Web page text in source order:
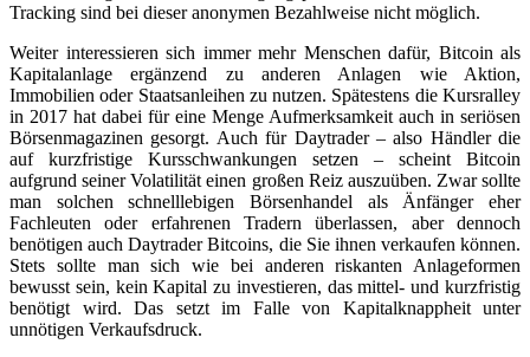
Tracking sind bei dieser anonymen Bezahlweise nicht möglich.
Weiter interessieren sich immer mehr Menschen dafür, Bitcoin als
Kapitalanlage ergänzend zu anderen Anlagen wie Aktion,
Immobilien oder Staatsanleihen zu nutzen. Spätestens die Kursralley
in 2017 hat dabei für eine Menge Aufmerksamkeit auch in seriösen
Börsenmagazinen gesorgt. Auch für Daytrader – also Händler die
auf kurzfristige Kursschwankungen setzen – scheint Bitcoin
aufgrund seiner Volatilität einen großen Reiz auszuüben. Zwar sollte
man solchen schnelllebigen Börsenhandel als Änfänger eher
Fachleuten oder erfahrenen Tradern überlassen, aber dennoch
benötigen auch Daytrader Bitcoins, die Sie ihnen verkaufen können.
Stets sollte man sich wie bei anderen riskanten Anlageformen
bewusst sein, kein Kapital zu investieren, das mittel- und kurzfristig
benötigt wird. Das setzt im Falle von Kapitalknappheit unter
unnötigen Verkaufsdruck.